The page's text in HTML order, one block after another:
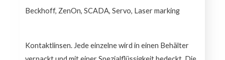
Beckhoff, ZenOn, SCADA, Servo, Laser marking
Kontaktlinsen. Jede einzelne wird in einen Behälter